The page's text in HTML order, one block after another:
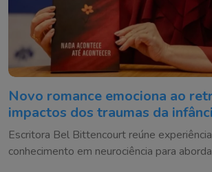
Novo romance emociona ao
impactos dos traumas da
adulta
Escritora Bel Bittencourt reúne
conhecimento em neurociência para